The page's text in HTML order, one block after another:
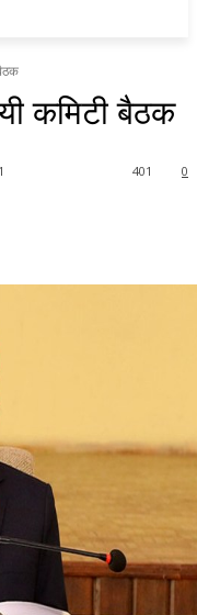
कमिटी बैठक
0
401